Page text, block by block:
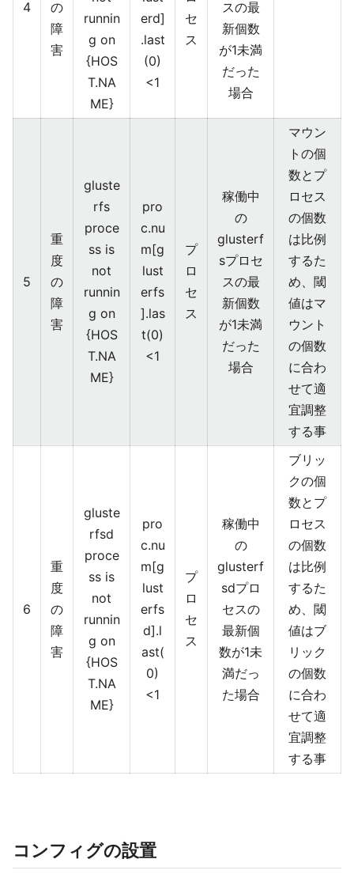
4
の
障
害
runnin
g on
{HOS
T.NA
ME}
erd]
.last
(0)
<1
セ
ス
スの最
新個数
が1未満
だった
場合
5
重
度
の
障
害
gluste
rfs
proce
ss is
not
runnin
g on
{HOS
T.NA
ME}
pro
c.nu
m[g
lust
erfs
].las
t(0)
<1
プ
ロ
セ
ス
稼働中
の
glusterf
sプロセ
スの最
新個数
が1未満
だった
場合
マウン
トの個
数とプ
ロセス
の個数
は比例
するた
め、閾
値はマ
ウント
の個数
に合わ
せて適
宜調整
する事
6
重
度
の
障
害
gluste
rfsd
proce
ss is
not
runnin
g on
{HOS
T.NA
ME}
pro
c.nu
m[g
lust
erfs
d].l
ast(
0)
<1
プ
ロ
セ
ス
稼働中
の
glusterf
sdプロ
セスの
最新個
数が1未
満だっ
た場合
ブリッ
クの個
数とプ
ロセス
の個数
は比例
するた
め、閾
値はブ
リック
の個数
に合わ
せて適
宜調整
する事
コンフィグの設置